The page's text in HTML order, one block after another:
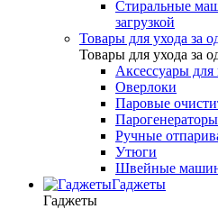
Стиральные
загрузкой
Товары для ухода за
Товары для ухода за
Аксессуары
Оверлоки
Паровые
Парогенераторы
Ручные
Утюги
Швейные
Гаджеты
Гаджеты